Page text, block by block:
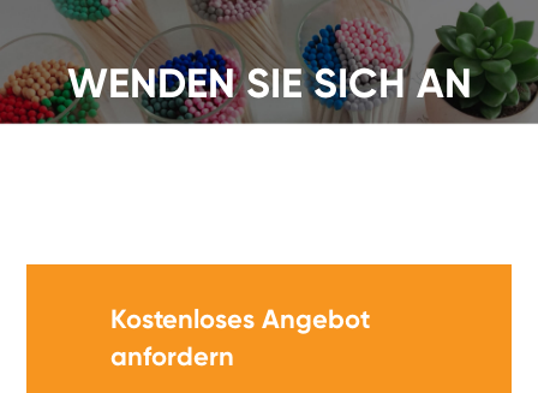
WENDEN SIE SICH AN
Kostenloses Angebot
anfordern